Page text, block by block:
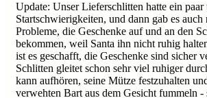
Update: Unser Lieferschlitten hatte ein paar
Startschwierigkeiten, und dann gab es auch
Probleme, die Geschenke auf und an den
bekommen, weil Santa ihn nicht ruhig
ist es geschafft, die Geschenke sind sicher
Schlitten gleitet schon sehr viel ruhiger
kann aufhören, seine Mütze festzuhalten
verwehten Bart aus dem Gesicht fummeln -